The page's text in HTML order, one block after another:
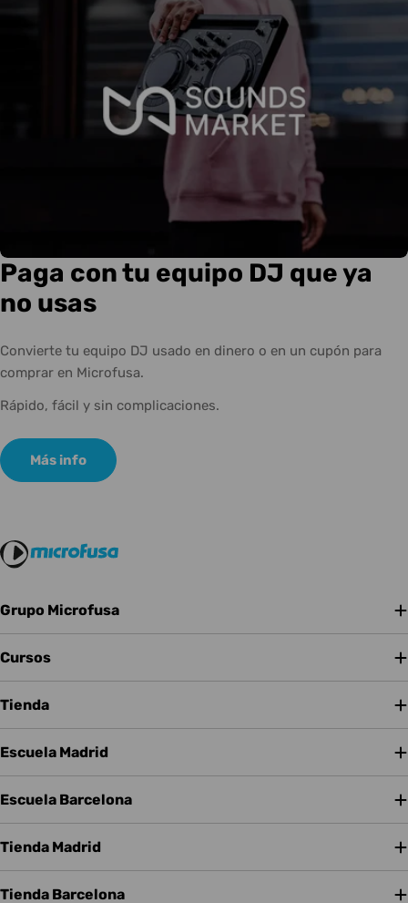
Paga con tu equipo DJ que ya
no usas
Convierte tu equipo DJ usado en dinero o en un cupón para
comprar en Microfusa.
Rápido, fácil y sin complicaciones.
Más info
Grupo Microfusa
Cursos
Tienda
Escuela Madrid
Escuela Barcelona
Tienda Madrid
Tienda Barcelona